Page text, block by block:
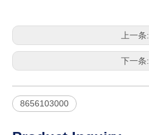
上一条:
下一条:
8656103000